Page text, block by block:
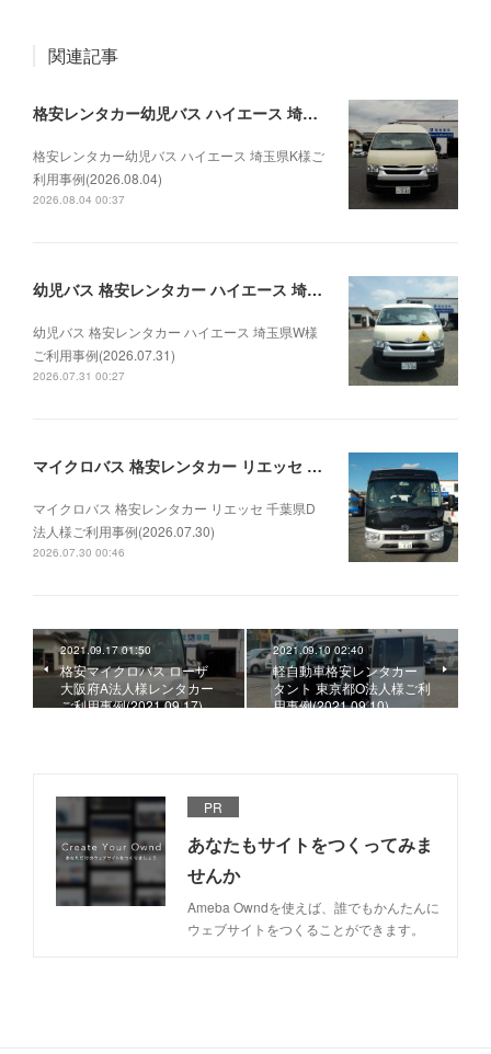
関連記事
格安レンタカー幼児バス ハイエース 埼玉県K様ご利用事例(2026.08.04)
格安レンタカー幼児バス ハイエース 埼玉県K様ご
利用事例(2026.08.04)
2026.08.04 00:37
幼児バス 格安レンタカー ハイエース 埼玉県W様ご利用事例(2026.07.31)
幼児バス 格安レンタカー ハイエース 埼玉県W様
ご利用事例(2026.07.31)
2026.07.31 00:27
マイクロバス 格安レンタカー リエッセ 千葉県D法人様ご利用事例(2026.07.30)
マイクロバス 格安レンタカー リエッセ 千葉県D
法人様ご利用事例(2026.07.30)
2026.07.30 00:46
2021.09.17 01:50
格安マイクロバス ローザ
大阪府A法人様レンタカー
ご利用事例(2021.09.17)
2021.09.10 02:40
軽自動車格安レンタカー
タント 東京都O法人様ご利
用事例(2021.09.10)
PR
あなたもサイトをつくってみま
せんか
Ameba Owndを使えば、誰でもかんたんに
ウェブサイトをつくることができます。